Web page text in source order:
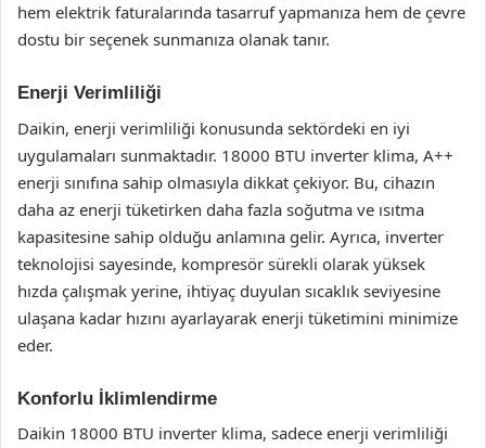
hem elektrik faturalarında tasarruf yapmanıza hem de çevre
dostu bir seçenek sunmanıza olanak tanır.
Enerji Verimliliği
Daikin, enerji verimliliği konusunda sektördeki en iyi
uygulamaları sunmaktadır. 18000 BTU inverter klima, A++
enerji sınıfına sahip olmasıyla dikkat çekiyor. Bu, cihazın
daha az enerji tüketirken daha fazla soğutma ve ısıtma
kapasitesine sahip olduğu anlamına gelir. Ayrıca, inverter
teknolojisi sayesinde, kompresör sürekli olarak yüksek
hızda çalışmak yerine, ihtiyaç duyulan sıcaklık seviyesine
ulaşana kadar hızını ayarlayarak enerji tüketimini minimize
eder.
Konforlu İklimlendirme
Daikin 18000 BTU inverter klima, sadece enerji verimliliği